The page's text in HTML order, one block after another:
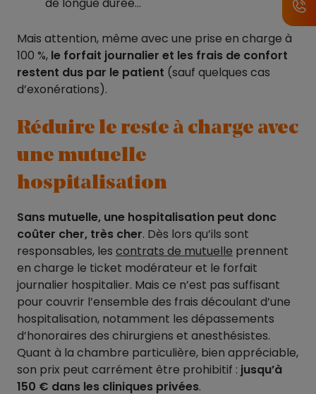
de longue durée…
Mais attention, même avec une prise en charge à
100 %, le forfait journalier et les frais de confort
restent dus par le patient (sauf quelques cas
d’exonérations).
Réduire le reste à charge avec
une mutuelle
hospitalisation
Sans mutuelle, une hospitalisation peut donc
coûter cher, très cher. Dès lors qu’ils sont
responsables, les contrats de mutuelle prennent
en charge le ticket modérateur et le forfait
journalier hospitalier. Mais ce n’est pas suffisant
pour couvrir l’ensemble des frais découlant d’une
hospitalisation, notamment les dépassements
d’honoraires des chirurgiens et anesthésistes.
Quant à la chambre particulière, bien appréciable,
son prix peut carrément être prohibitif : jusqu’à
150 € dans les cliniques privées.